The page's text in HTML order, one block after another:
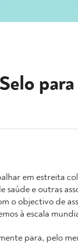
para
em estreita
e outras
o objectivo de
à escala
para, pelo